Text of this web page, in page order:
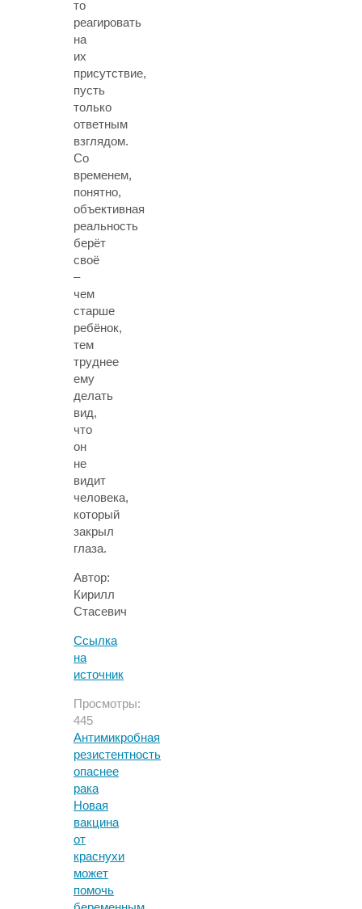
то
реагировать
на
их
присутствие,
пусть
только
ответным
взглядом.
Со
временем,
понятно,
объективная
реальность
берёт
своё
–
чем
старше
ребёнок,
тем
труднее
ему
делать
вид,
что
он
не
видит
человека,
который
закрыл
глаза.
Автор:
Кирилл
Стасевич
Ссылка
на
источник
Просмотры:
445
Антимикробная
резистентность
опаснее
рака
Новая
вакцина
от
краснухи
может
помочь